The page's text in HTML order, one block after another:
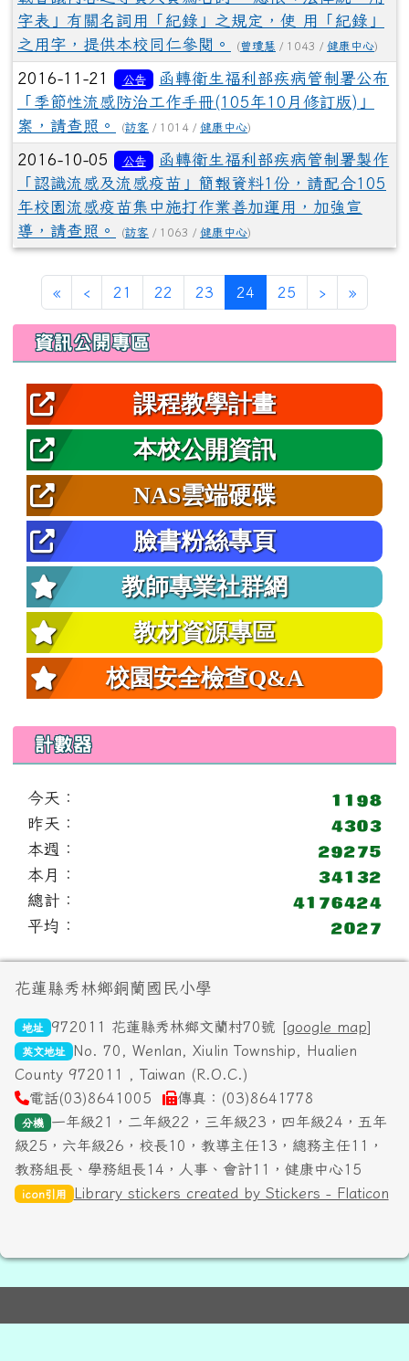
字表」有關名詞用「紀錄」之規定，使 用「紀錄」
之用字，提供本校同仁參閱。
(曾瓊慧 / 1043 / 健康中心)
2016-11-21 公告
函轉衛生福利部疾病管制署公布
「季節性流感防治工作手冊(105年10月修訂版)」
案，請查照。
(訪客 / 1014 / 健康中心)
2016-10-05 公告
函轉衛生福利部疾病管制署製作
「認識流感及流感疫苗」簡報資料1份，請配合105
年校園流感疫苗集中施打作業善加運用，加強宣
導，請查照。
(訪客 / 1063 / 健康中心)
«第一頁
‹ 上一頁
21 22 23 24 (目前頁次)
25 ›下一頁
»最後頁
左邊區域內容
資訊公開專區
課程教學計畫
本校公開資訊
NAS雲端硬碟
臉書粉絲專頁
教師專業社群網
教材資源專區
校園安全檢查Q&A
計數器
今天：
昨天：
本週：
本月：
總計：
平均：
頁尾區域內容
花蓮縣秀林鄉銅蘭國民小學
地址 972011 花蓮縣秀林鄉文蘭村70號 [google map]
英文地址
No. 70, Wenlan, Xiulin Township, Hualien
County 972011 , Taiwan (R.O.C.)
電話(03)8641005
傳真：(03)8641778
分機
一年級21，二年級22，三年級23，四年級24，五年
級25，六年級26，校長10，教導主任13，總務主任11，
教務組長、學務組長14，人事、會計11，健康中心15
icon引用 Library stickers created by Stickers - Flaticon